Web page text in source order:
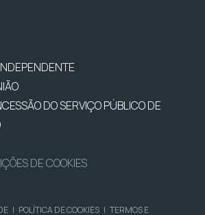
DO SERVIÇO PÚBLICO DE
DE COOKIES
| POLÍTICA DE COOKIES | TERMOS E